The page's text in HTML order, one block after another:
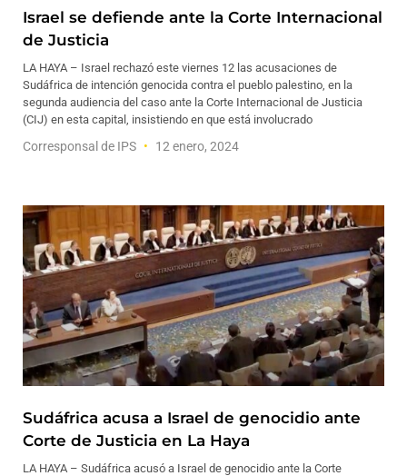
Israel se defiende ante la Corte Internacional
de Justicia
LA HAYA – Israel rechazó este viernes 12 las acusaciones de
Sudáfrica de intención genocida contra el pueblo palestino, en la
segunda audiencia del caso ante la Corte Internacional de Justicia
(CIJ) en esta capital, insistiendo en que está involucrado
Corresponsal de IPS 12 enero, 2024
Sudáfrica acusa a Israel de genocidio ante
Corte de Justicia en La Haya
LA HAYA – Sudáfrica acusó a Israel de genocidio ante la Corte